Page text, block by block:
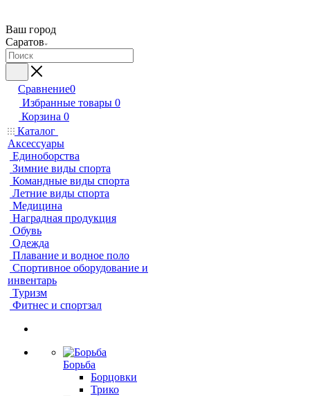
Ваш город
Саратов
Сравнение0
Избранные товары 0
Корзина 0
Каталог
Аксессуары
Единоборства
Зимние виды спорта
Командные виды спорта
Летние виды спорта
Медицина
Наградная продукция
Обувь
Одежда
Плавание и водное поло
Спортивное оборудование и
инвентарь
Туризм
Фитнес и спортзал
Борьба
Борцовки
Трико